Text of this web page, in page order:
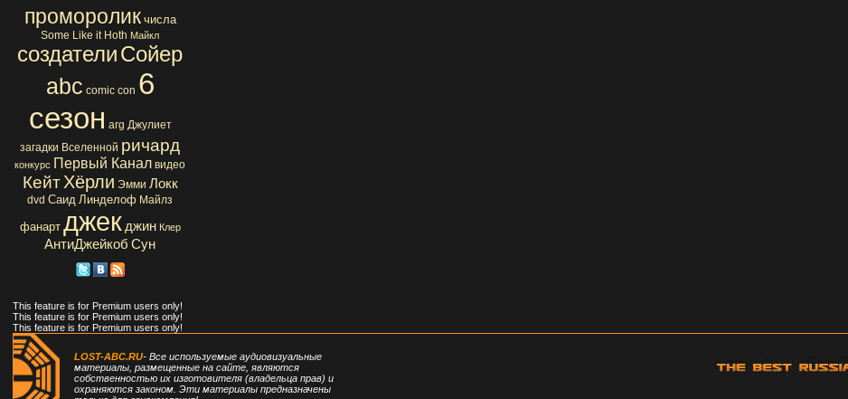
проморолик числа
Some Like it Hoth Майкл
создателиСойер
abc comic con 6
сезон arg Джулиет
загадки Вселенной ричард
конкурс Первый Канал видео
Кейт Хёрли Эмми Локк
dvd Саид Линделоф Майлз
фанарт джек джин Клер
АнтиДжейкоб Сун
This feature is for Premium users only!
This feature is for Premium users only!
This feature is for Premium users only!
LOST-ABC.RU- Все используемые аудиовизуальные
материалы, размещенные на сайте, являются
собственностью их изготовителя (владельца прав) и
охраняются законом. Эти материалы предназначены